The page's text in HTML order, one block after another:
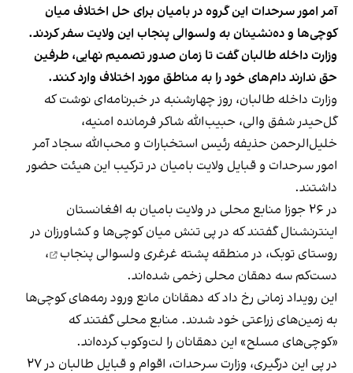
آمر امور سرحدات این گروه در بامیان برای حل اختلاف میان
کوچی‌ها و ده‌نشینان به ولسوالی پنجاب این ولایت سفر کردند.
وزارت داخله طالبان گفت تا زمان صدور تصمیم نهایی، طرفین
حق ندارند دام‌های خود را به مناطق مورد اختلاف وارد کنند.
وزارت داخله طالبان، روز چهارشنبه در خبرنامه‌ای نوشت که
گل‌حیدر شفق والی، حبیب‌الله شاکر فرمانده امنیه،
خلیل‌الرحمن حذیفه رئیس استخبارات و محب‌الله سجاد آمر
امور سرحدات و قبایل ولایت بامیان در ترکیب این هیئت حضور
داشتند.
در ۲۶ جوزا منابع محلی در ولایت بامیان به افغانستان
اینترنشنال گفتند که در پی تنش میان کوچی‌ها و کشاورزان در
روستای توبک، در منطقه پشته غرغری ولسوالی پنجاب
،
دست‌کم سه دهقان محلی زخمی شده‌اند.
این رویداد زمانی رخ داد که دهقانان مانع ورود رمه‌های کوچی‌ها
به زمین‌های زراعتی خود شدند. منابع محلی گفتند که
«کوچی‌های مسلح» این دهقانان را لت‌وکوب کرده‌اند.
در پی این درگیری، وزارت سرحدات، اقوام و قبایل طالبان در ۲۷